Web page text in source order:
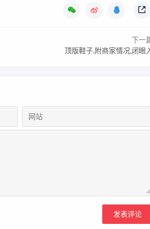
下一
顶版鞋子,附商家情况,闭眼